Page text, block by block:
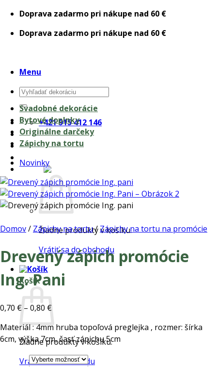
Skip
content
Doprava zadarmo pri nákupe nad 60 €
Doprava zadarmo pri nákupe nad 60 €
Menu
Hľadať:
+421 915 412 146
0,00€
Žiadne produkty v košíku.
Vrátiť sa do obchodu
Košík
Žiadne produkty v košíku.
Vrátiť sa do obchodu
Svadobné dekorácie
Bytové doplnky
Originálne darčeky
Zápichy na tortu
Novinky
Domov/ Zápichy na tortu/ Zápichy na tortu na promócie
Drevený zápich promócie
Ing. Pani
0,70 € – 0,80 €Price
0,70 €
through
0,80 €
Materiál : 4mm hruba topoľová preglejka , rozmer: šírka
6cm, výška 7cm, časť zápichu 5cm